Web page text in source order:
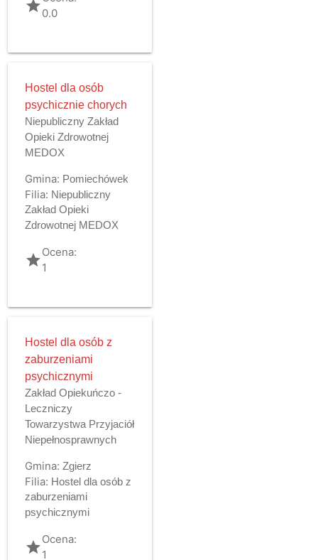
grade0.0
Hostel dla osób
psychicznie chorych
Niepubliczny Zakład
Opieki Zdrowotnej
MEDOX
Gmina: Pomiechówek
Filia: Niepubliczny
Zakład Opieki
Zdrowotnej MEDOX
gradeOcena:
1
Hostel dla osób z
zaburzeniami
psychicznymi
Zakład Opiekuńczo -
Leczniczy
Towarzystwa Przyjaciół
Niepełnosprawnych
Gmina: Zgierz
Filia: Hostel dla osób z
zaburzeniami
psychicznymi
gradeOcena:
1